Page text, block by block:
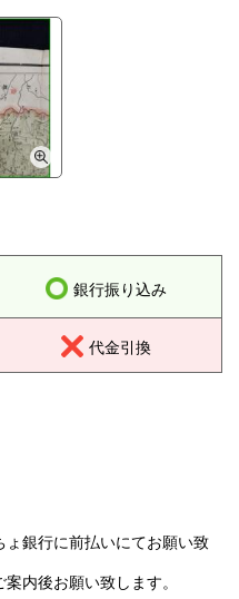
銀行振り込み
代金引換
銀行に前払いにてお願い致
内後お願い致します。